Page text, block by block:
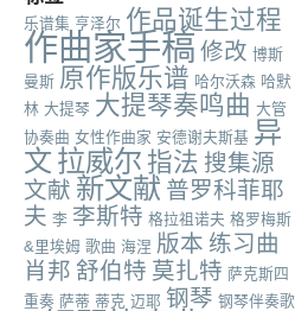
乐谱集 亨泽尔 作品诞生过程
作曲家手稿 修改 博斯
曼斯 原作版乐谱 哈尔沃森 哈默
林 大提琴 大提琴奏鸣曲 大管
协奏曲 女性作曲家 安德谢夫斯基 异
文 拉威尔 指法 搜集源
文献 新文献 普罗科菲耶
夫 李 李斯特 格拉祖诺夫 格罗梅斯
&里埃姆 歌曲 海涅 版本 练习曲
肖邦 舒伯特 莫扎特 萨克斯四
重奏 萨蒂 蒂克 迈耶 钢琴 钢琴伴奏歌